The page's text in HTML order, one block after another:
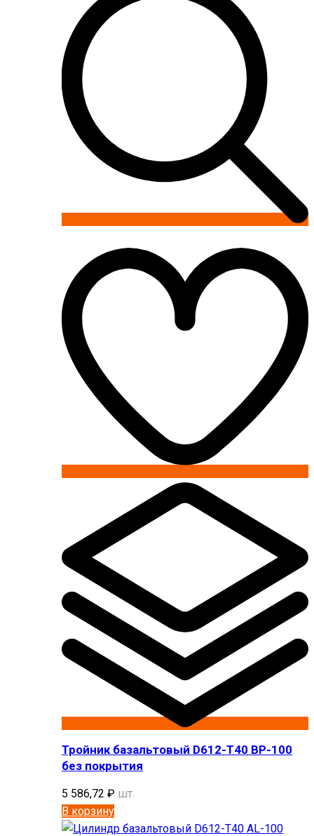
Тройник базальтовый D612-T40 BP-100
без покрытия
5 586,72 ₽ шт.
В корзину